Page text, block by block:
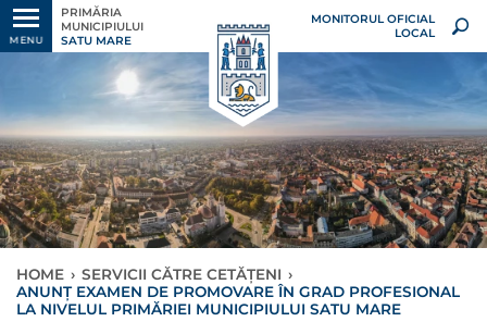
MENU
PRIMĂRIA
MUNICIPIULUI
SATU MARE
MONITORUL OFICIAL
LOCAL
HOME › SERVICII CĂTRE CETĂȚENI ›
ANUNȚ EXAMEN DE PROMOVARE ÎN GRAD PROFESIONAL
LA NIVELUL PRIMĂRIEI MUNICIPIULUI SATU MARE